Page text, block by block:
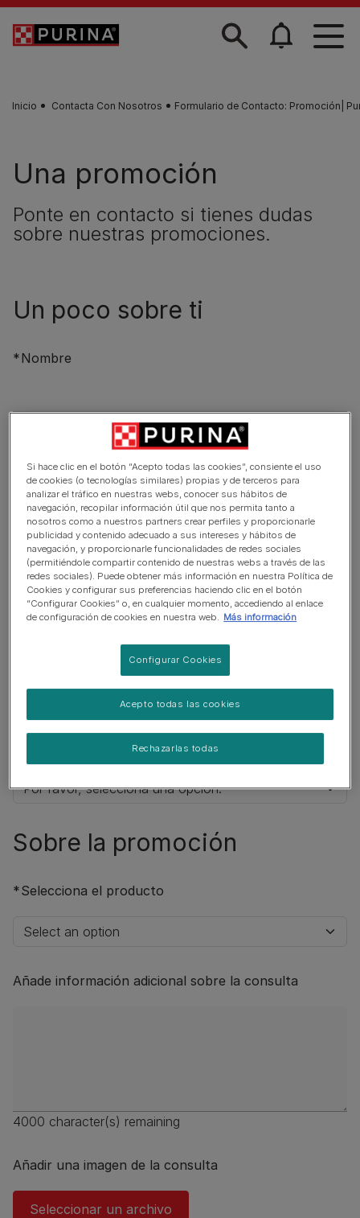
Skip to main content
Inicio Contacta Con Nosotros Formulario de Contacto: Promoción|
Una promoción
Ponte en contacto si tienes dudas
sobre nuestras promociones.
Un poco sobre ti
Nombre
character(s) remaining
Apellido
80character(s) remaining
Email
Nombre de la promoción
Sobre la promoción​
Selecciona el producto
Añade información adicional sobre la consulta
4000 character(s) remaining
Añadir una imagen de la consulta
Seleccionar un archivo
Si hace clic en el botón “Acepto todas las cookies”, consiente el uso
de cookies (o tecnologías similares) propias y de terceros para
analizar el tráfico en nuestras webs, conocer sus hábitos de
navegación, recopilar información útil que nos permita tanto a
nosotros como a nuestros partners crear perfiles y proporcionarle
publicidad y contenido adecuado a sus intereses y hábitos de
navegación, y proporcionarle funcionalidades de redes sociales
(permitiéndole compartir contenido de nuestras webs a través de las
redes sociales). Puede obtener más información en nuestra Política de
Cookies y configurar sus preferencias haciendo clic en el botón
“Configurar Cookies” o, en cualquier momento, accediendo al enlace
de configuración de cookies en nuestra web.
Más información
Configurar Cookies
Rechazarlas todas
Acepto todas las cookies